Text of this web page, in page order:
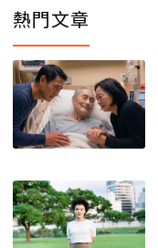
熱門文章